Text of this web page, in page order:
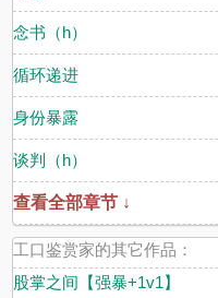
念书（h）
循环递进
身份暴露
谈判（h）
查看全部章节 ↓
工口鉴赏家的其它作品：
股掌之间【强暴+1v1】